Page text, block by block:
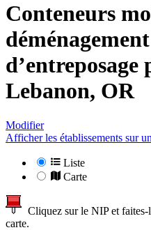
Conteneurs
d’entreposage
Lebanon, OR
Modifier
Afficher les établissements sur
Liste
Carte
Cliquez sur le NIP et
carte.